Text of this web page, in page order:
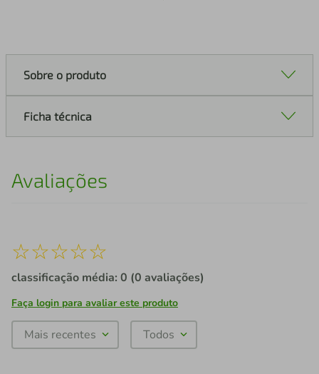
Sobre o produto
Ficha técnica
Avaliações
☆☆☆☆☆
classificação média: 0 (0 avaliações)
Faça login para avaliar este produto
Mais recentes Todos